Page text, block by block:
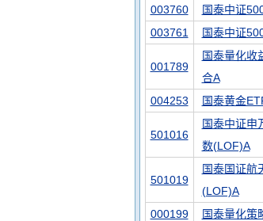
003760
国泰中证
003761
国泰中证
001789
国泰量化收
合A
004253 国泰黄金
501016
国泰中证申
数(LOF)A
501019
国泰国证航
(LOF)A
000199 国泰量化策